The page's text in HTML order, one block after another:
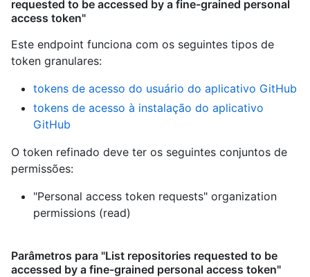
requested to be accessed by a fine-grained personal
access token"
Este endpoint funciona com os seguintes tipos de
token granulares:
tokens de acesso do usuário do aplicativo GitHub
tokens de acesso à instalação do aplicativo
GitHub
O token refinado deve ter os seguintes conjuntos de
permissões:
"Personal access token requests" organization
permissions (read)
Parâmetros para "List repositories requested to be
accessed by a fine-grained personal access token"